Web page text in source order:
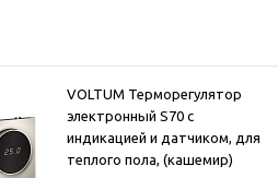
VOLTUM Терморегулятор
электронный S70 с
индикацией и датчиком, для
теплого пола, (кашемир)